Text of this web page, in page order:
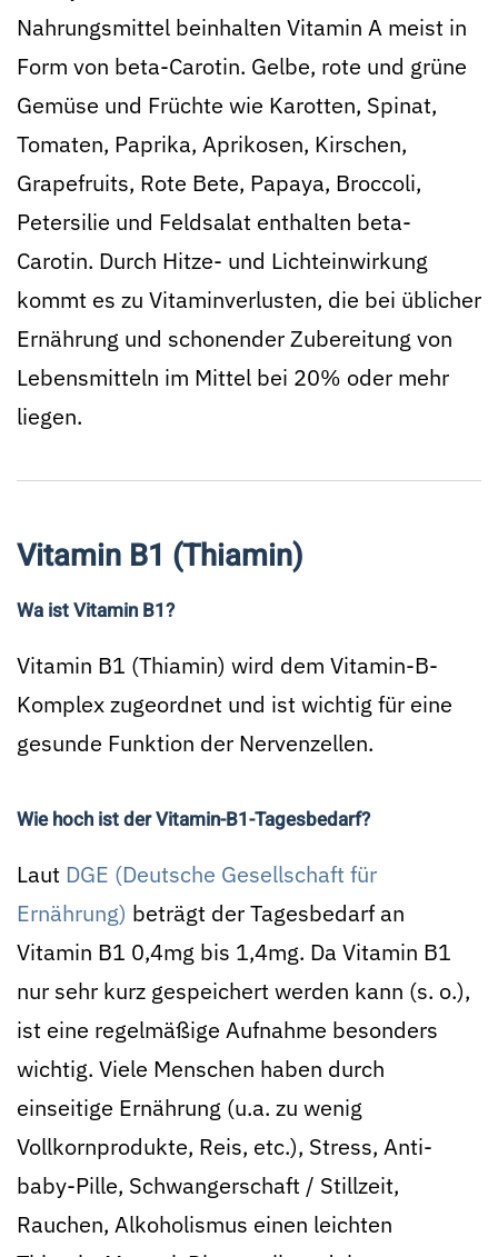
Nahrungsmittel beinhalten Vitamin A meist in
Form von beta-Carotin. Gelbe, rote und grüne
Gemüse und Früchte wie Karotten, Spinat,
Tomaten, Paprika, Aprikosen, Kirschen,
Grapefruits, Rote Bete, Papaya, Broccoli,
Petersilie und Feldsalat enthalten beta-
Carotin. Durch Hitze- und Lichteinwirkung
kommt es zu Vitaminverlusten, die bei üblicher
Ernährung und schonender Zubereitung von
Lebensmitteln im Mittel bei 20% oder mehr
liegen.
Vitamin B1 (Thiamin)
Wa ist Vitamin B1?
Vitamin B1 (Thiamin) wird dem Vitamin-B-
Komplex zugeordnet und ist wichtig für eine
gesunde Funktion der Nervenzellen.
Wie hoch ist der Vitamin-B1-Tagesbedarf?
Laut DGE (Deutsche Gesellschaft für
Ernährung) beträgt der Tagesbedarf an
Vitamin B1 0,4mg bis 1,4mg. Da Vitamin B1
nur sehr kurz gespeichert werden kann (s. o.),
ist eine regelmäßige Aufnahme besonders
wichtig. Viele Menschen haben durch
einseitige Ernährung (u.a. zu wenig
Vollkornprodukte, Reis, etc.), Stress, Anti-
baby-Pille, Schwangerschaft / Stillzeit,
Rauchen, Alkoholismus einen leichten